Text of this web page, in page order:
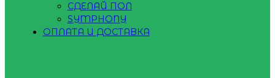
СДЕЛАЙ ПОЛ
SYMPHONY
ОПЛАТА И ДОСТАВКА